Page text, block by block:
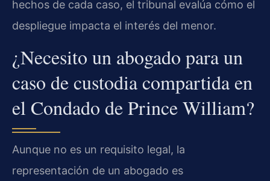
hechos de cada caso, el tribunal evalúa cómo el
despliegue impacta el interés del menor.
¿Necesito un abogado para un
caso de custodia compartida en
el Condado de Prince William?
Aunque no es un requisito legal, la
representación de un abogado es